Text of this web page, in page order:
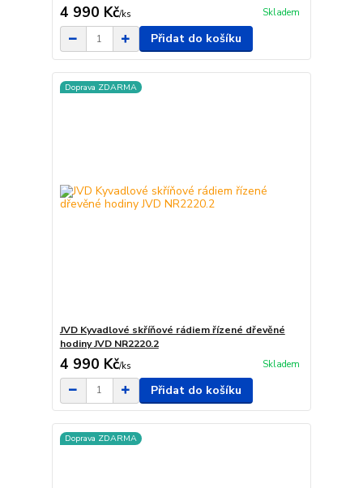
4 990 Kč/ks Skladem
Přidat do košíku
Doprava ZDARMA
JVD Kyvadlové skříňové rádiem řízené dřevěné
hodiny JVD NR2220.2
4 990 Kč/ks Skladem
Přidat do košíku
Doprava ZDARMA